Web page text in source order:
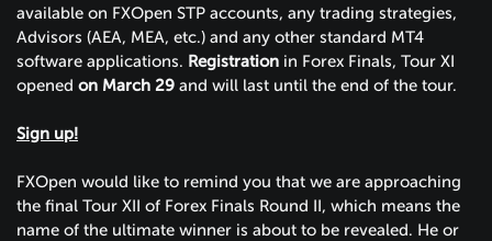
available on FXOpen STP accounts, any trading strategies,
Advisors (AEA, MEA, etc.) and any other standard MT4
software applications. Registration in Forex Finals, Tour XI
opened on March 29 and will last until the end of the tour.
Sign up!
FXOpen would like to remind you that we are approaching
the final Tour XII of Forex Finals Round II, which means the
name of the ultimate winner is about to be revealed. He or